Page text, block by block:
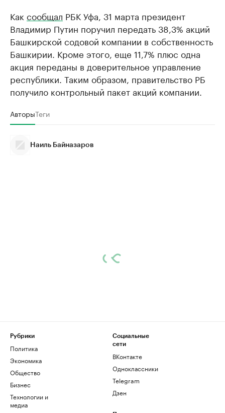
Как сообщал РБК Уфа, 31 марта президент
Владимир Путин поручил передать 38,3% акций
Башкирской содовой компании в собственность
Башкирии. Кроме этого, еще 11,7% плюс одна
акция переданы в доверительное управление
республики. Таким образом, правительство РБ
получило контрольный пакет акций компании.
АвторыТеги
Наиль Байназаров
Рубрики
Политика
Экономика
Общество
Бизнес
Технологии и
медиа
Социальные
сети
ВКонтакте
Одноклассники
Telegram
Дзен